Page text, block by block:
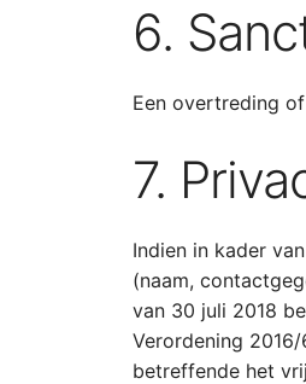
6.
Een overtreding
7.
Indien in kader
(naam,
van 30 juli 2018
Verordening
betreffende het